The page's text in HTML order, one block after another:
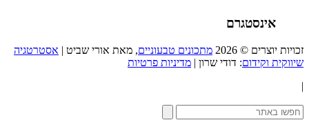
אינסטגרם
זכויות יוצרים © 2026 מתכונים טבעוניים, מאת אורי שביט | אסטרטגיה
שיווקית וקידום: דודי שרון | מדיניות פרטיות
|